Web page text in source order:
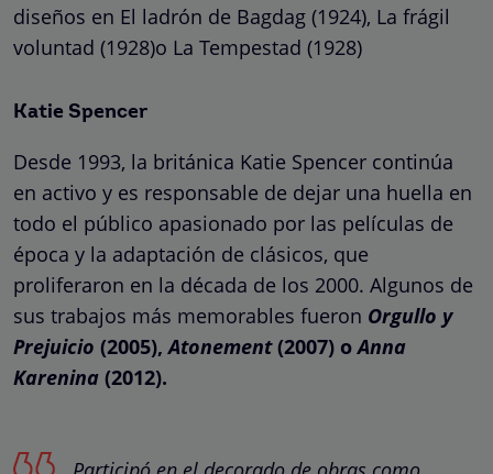
diseños en El ladrón de Bagdag (1924), La frágil
voluntad (1928)o La Tempestad (1928)
Katie Spencer
Desde 1993, la británica Katie Spencer continúa
en activo y es responsable de dejar una huella en
todo el público apasionado por las películas de
época y la adaptación de clásicos, que
proliferaron en la década de los 2000. Algunos de
sus trabajos más memorables fueron Orgullo y
Prejuicio (2005),Atonement(2007) oAnna
Karenina (2012).